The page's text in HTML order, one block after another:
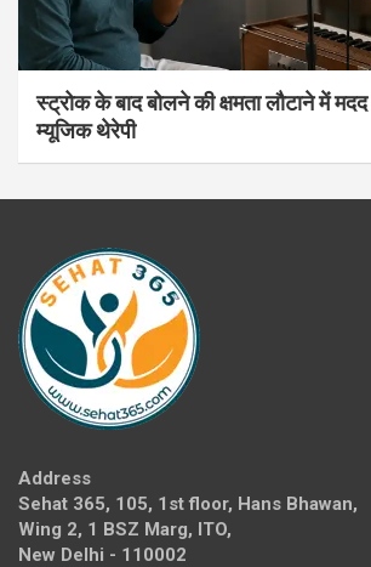
स्ट्रोक के बाद बोलने की क्षमता लौटाने में मदद
म्यूजिक थेरेपी
Address
Sehat 365, 105, 1st floor, Hans Bhawan,
Wing 2, 1 BSZ Marg, ITO,
New Delhi - 110002